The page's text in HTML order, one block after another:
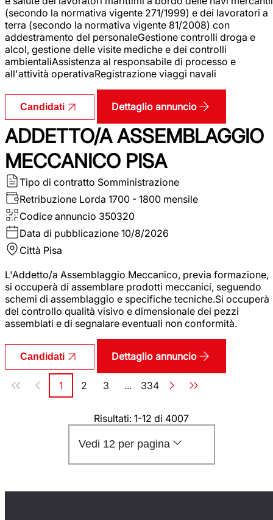
(secondo la normativa vigente 271/1999) e dei lavoratori a
terra (secondo la normativa vigente 81/2008) con
addestramento del personaleGestione controlli droga e
alcol, gestione delle visite mediche e dei controlli
ambientaliAssistenza al responsabile di processo e
all'attività operativaRegistrazione viaggi navali
Candidati Dettaglio annuncio
ADDETTO/A ASSEMBLAGGIO
MECCANICO PISA
Tipo di contratto Somministrazione
Retribuzione Lorda 1700 - 1800 mensile
Codice annuncio 350320
Data di pubblicazione 10/8/2026
Città Pisa
L'Addetto/a Assemblaggio Meccanico, previa formazione,
si occuperà di assemblare prodotti meccanici, seguendo
schemi di assemblaggio e specifiche tecniche.Si occuperà
del controllo qualità visivo e dimensionale dei pezzi
assemblati e di segnalare eventuali non conformità.
Candidati Dettaglio annuncio
Paginazione
Pagina
1 Pagina
2 Pagina
3 ... Pagina
334
Risultati: 1-12 di 4007
Vedi 12 per pagina